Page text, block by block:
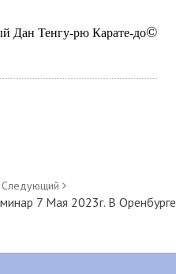
Дан Тенгу-рю Карате-до©
Следующий
7 Мая 2023г. В Оренбурге